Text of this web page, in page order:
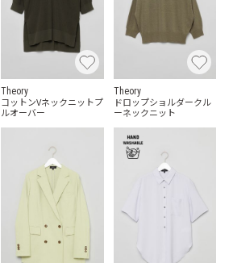
Theory
コットンVネックニットプ
ルオーバー
Theory
ドロップショルダークル
ーネックニット